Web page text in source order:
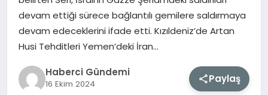
EĞITIM
TEKNOLOJI
devam ettiği sürece bağlantılı gemilere saldırmaya
devam edeceklerini ifade etti. Kızıldeniz’de Artan
Husi Tehditleri Yemen’deki İran…
Haberci Gündemi
16 Ekim 2024 Paylaş